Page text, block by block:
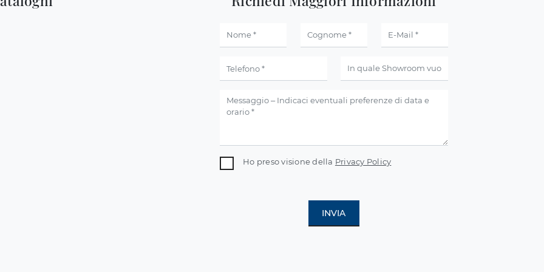
Ho preso visione della Privacy Policy
INVIA